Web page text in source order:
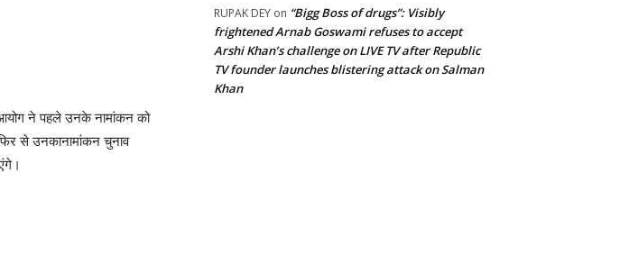
ने पहले उनके नामांकन को
से उनकानामांकन चुनाव
RUPAK DEY on “Bigg Boss of drugs”: Visibly
frightened Arnab Goswami refuses to accept
Arshi Khan’s challenge on LIVE TV after Republic
TV founder launches blistering attack on Salman
Khan